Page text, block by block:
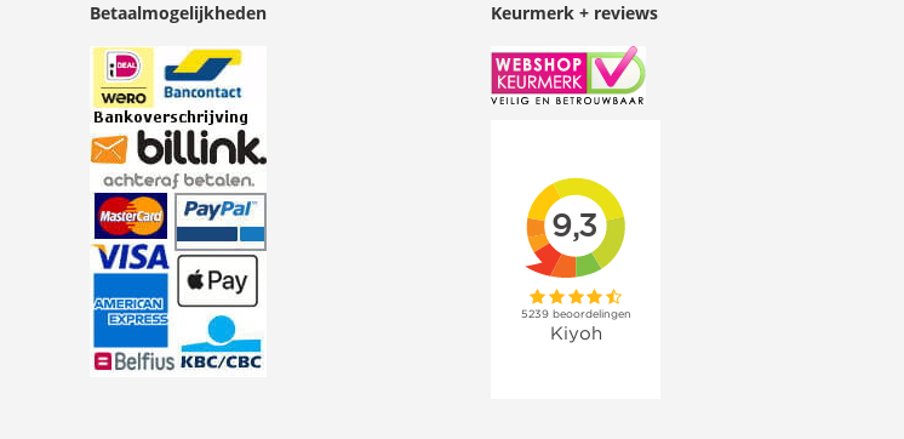
Betaalmogelijkheden Keurmerk + reviews